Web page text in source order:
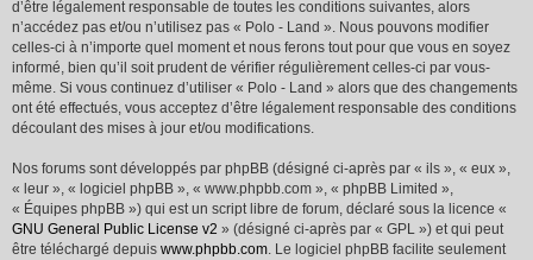
d’être légalement responsable de toutes les conditions suivantes, alors
n’accédez pas et/ou n’utilisez pas « Polo - Land ». Nous pouvons modifier
celles-ci à n’importe quel moment et nous ferons tout pour que vous en soyez
informé, bien qu’il soit prudent de vérifier régulièrement celles-ci par vous-
même. Si vous continuez d’utiliser « Polo - Land » alors que des changements
ont été effectués, vous acceptez d’être légalement responsable des conditions
découlant des mises à jour et/ou modifications.
Nos forums sont développés par phpBB (désigné ci-après par « ils », « eux »,
« leur », « logiciel phpBB », « www.phpbb.com », « phpBB Limited »,
« Équipes phpBB ») qui est un script libre de forum, déclaré sous la licence «
GNU General Public License v2 » (désigné ci-après par « GPL ») et qui peut
être téléchargé depuis www.phpbb.com. Le logiciel phpBB facilite seulement